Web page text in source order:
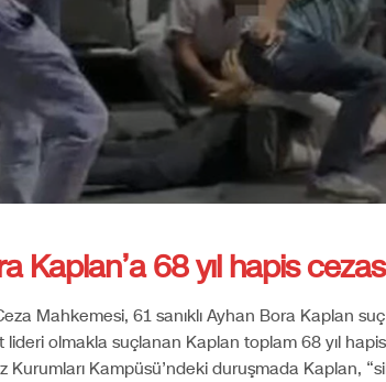
Kaplan’a 68 yıl hapis
Mahkemesi, 61 sanıklı Ayhan Bora Kaplan
olmakla suçlanan Kaplan toplam 68 yıl hapis
Kurumları Kampüsü’ndeki duruşmada Kaplan,